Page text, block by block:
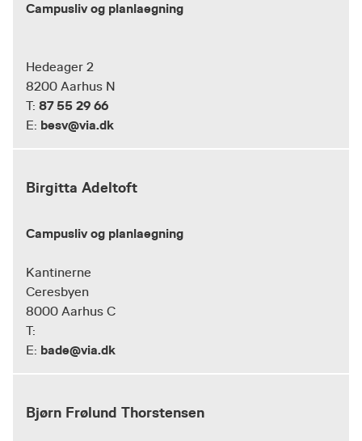
Campusliv og planlaegning
Hedeager 2
8200 Aarhus N
T: 87 55 29 66
E: besv@via.dk
Birgitta Adeltoft
Campusliv og planlaegning
Kantinerne
Ceresbyen
8000 Aarhus C
T:
E: bade@via.dk
Bjørn Frølund Thorstensen